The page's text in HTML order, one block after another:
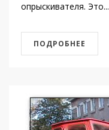
опрыскивателя. Это...
ПОДРОБНЕЕ